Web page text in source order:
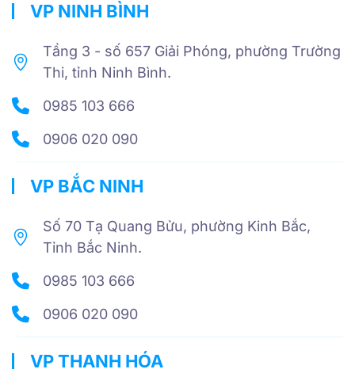
VP NINH BÌNH
Tầng 3 - số 657 Giải Phóng, phường Trường
Thi, tỉnh Ninh Bình.
0985 103 666
0906 020 090
VP BẮC NINH
Số 70 Tạ Quang Bửu, phường Kinh Bắc,
Tỉnh Bắc Ninh.
0985 103 666
0906 020 090
VP THANH HÓA